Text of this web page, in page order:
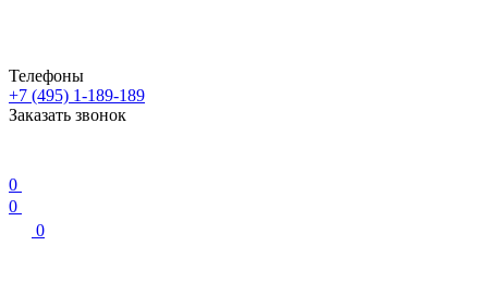
Телефоны
+7 (495) 1-189-189
Заказать звонок
0
0
0